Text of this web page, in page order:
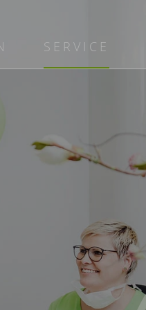
SERVICE